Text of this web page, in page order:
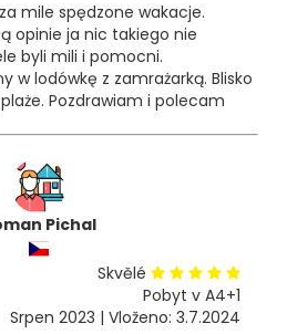
mile spędzone wakacje.
opinie ja nic takiego nie
byli mili i pomocni.
w lodówkę z zamrażarką. Blisko
Pozdrawiam i polecam
Pichal
Skvělé
Pobyt v A4+1
Srpen 2023 | Vloženo: 3.7.2024